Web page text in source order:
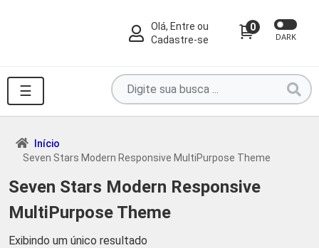
Olá, Entre ou
Cadastre-se
0
DARK
☰
Pesquise
por
produtos
...
Início
Seven Stars Modern Responsive MultiPurpose Theme
Seven Stars Modern Responsive
MultiPurpose Theme
Exibindo um único resultado